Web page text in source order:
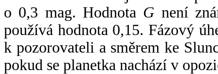
o 0,3 mag. Hodnota G není
používá hodnota 0,15. Fázový
k pozorovateli a směrem ke
pokud se planetka nachází v